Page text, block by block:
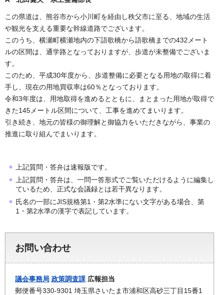
この県道は、熊谷市から小川町を経由し秩父市に至る、地域の生活
や観光を支える重要な幹線道路でございます。
このうち、横瀬町横瀬地内の下語歌橋から語歌橋までの432メート
ルの区間は、通学路となっておりますが、歩道が未整備でございま
す。
このため、平成30年度から、歩道整備に必要となる用地の取得に着
手し、現在の用地買収率は60％となっております。
令和3年度は、用地取得を進めるとともに、まとまった用地が取得で
きた145メートル区間について、工事を進めてまいります。
引き続き、地元の皆様の御理解と御協力をいただきながら、事業の
推進に取り組んでまいります。
上記質問・答弁は速報版です。
上記質問・答弁は、一問一答形式でご覧いただけるように編集し
ているため、正式な会議録とは若干異なります。
氏名の一部にJIS規格第1・第2水準にない文字がある場合、第
1・第2水準の漢字で表記しています。
お問い合わせ
議会事務局 政策調査課 広報担当
郵便番号330-9301 埼玉県さいたま市浦和区高砂三丁目15番1